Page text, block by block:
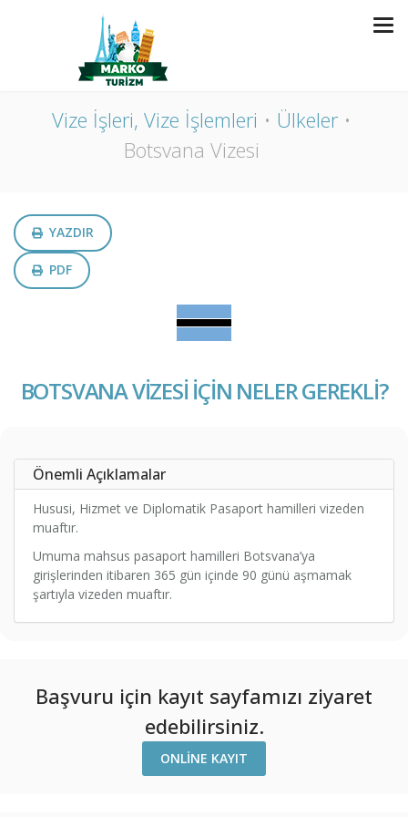
BOTSVANA VIZESI
Vize İşleri, Vize İşlemleri
Ülkeler
Botsvana Vizesi
YAZDIR
PDF
BOTSVANA VİZESİ İÇİN NELER GEREKLİ?
Önemli Açıklamalar
Hususi, Hizmet ve Diplomatik Pasaport hamilleri vizeden
muaftır.
Umuma mahsus pasaport hamilleri Botsvana’ya
girişlerinden itibaren 365 gün içinde 90 günü aşmamak
şartıyla vizeden muaftır.
Başvuru için kayıt sayfamızı ziyaret
edebilirsiniz.
ONLINE KAYIT